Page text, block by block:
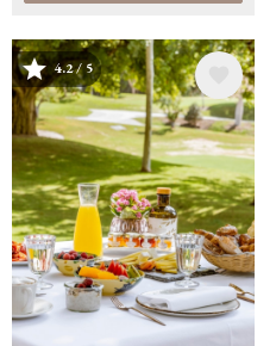
Afbeelding
4.2 / 5